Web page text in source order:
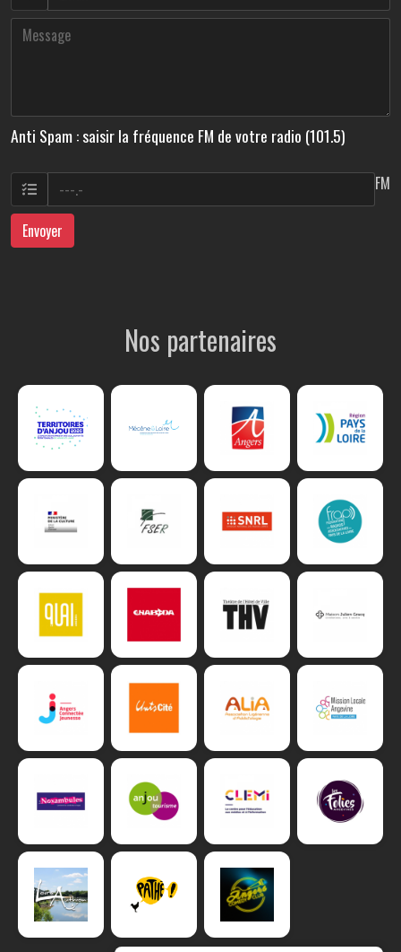
Anti Spam : saisir la fréquence FM de votre radio (101.5)
FM
Envoyer
Nos partenaires